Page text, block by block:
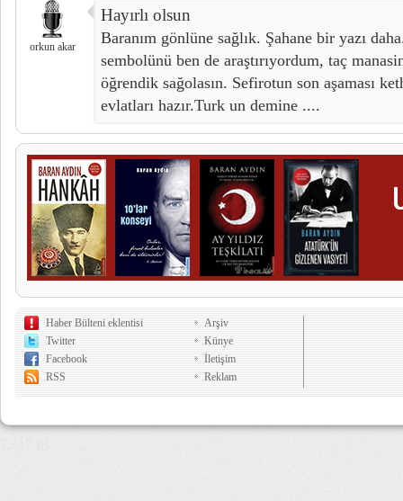
orkun akar
Hayırlı olsun
Baranım gönlüne sağlık. Şahane bir yazı
sembolünü ben de araştırıyordum, taç
öğrendik sağolasın. Sefirotun son aşaması
evlatları hazır.Turk un demine ....
Haber Bülteni eklentisi
Twitter
Facebook
RSS
Arşiv
Künye
İletişim
Reklam